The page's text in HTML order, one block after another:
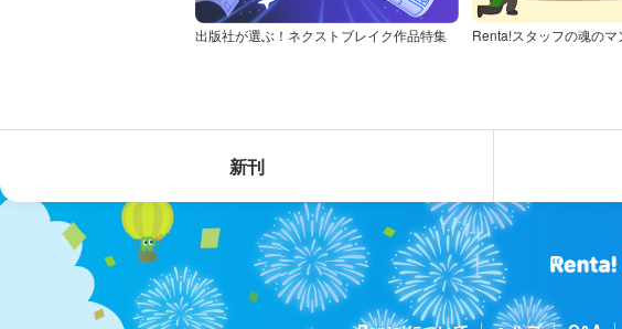
出版社が選ぶ！ネクストブレイク作品特集 Renta!スタッフの魂のマ
新刊